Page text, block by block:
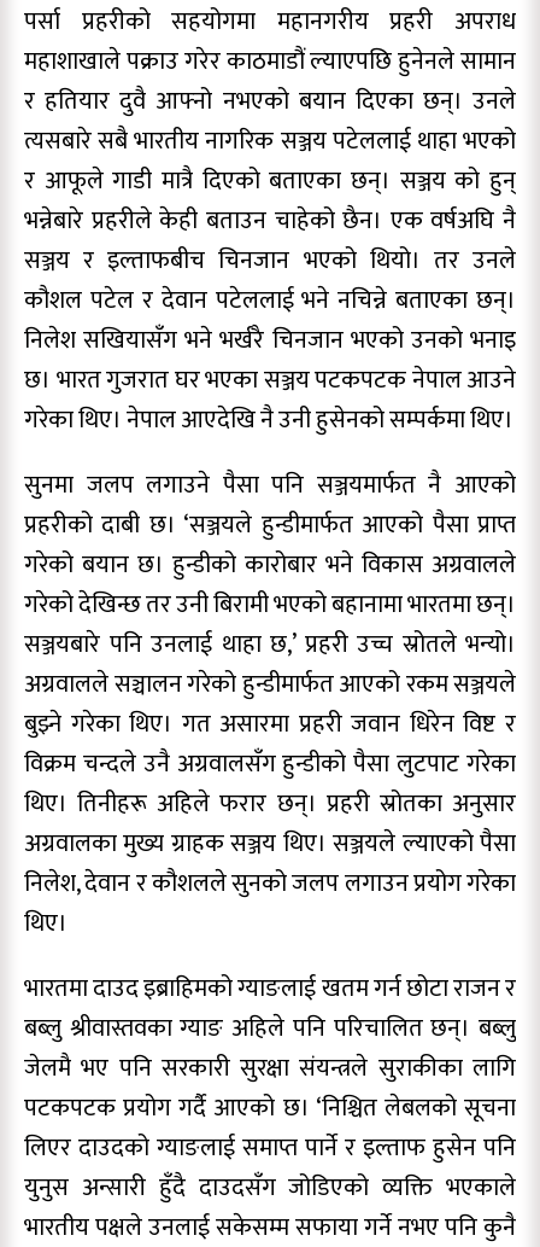
पर्सा प्रहरीको सहयोगमा महानगरीय प्रहरी अपराध
महाशाखाले पक्राउ गरेर काठमाडौं ल्याएपछि हुनेनले सामान
र हतियार दुवै आफ्नो नभएको बयान दिएका छन्। उनले
त्यसबारे सबै भारतीय नागरिक सञ्जय पटेललाई थाहा भएको
र आफूले गाडी मात्रै दिएको बताएका छन्। सञ्जय को हुन्
भन्नेबारे प्रहरीले केही बताउन चाहेको छैन। एक वर्षअघि नै
सञ्जय र इल्ताफबीच चिनजान भएको थियो। तर उनले
कौशल पटेल र देवान पटेललाई भने नचिन्ने बताएका छन्।
निलेश सखियासँग भने भर्खरै चिनजान भएको उनको भनाइ
छ। भारत गुजरात घर भएका सञ्जय पटकपटक नेपाल आउने
गरेका थिए। नेपाल आएदेखि नै उनी हुसेनको सम्पर्कमा थिए।
सुनमा जलप लगाउने पैसा पनि सञ्जयमार्फत नै आएको
प्रहरीको दाबी छ। ‘सञ्जयले हुन्डीमार्फत आएको पैसा प्राप्त
गरेको बयान छ। हुन्डीको कारोबार भने विकास अग्रवालले
गरेको देखिन्छ तर उनी बिरामी भएको बहानामा भारतमा छन्।
सञ्जयबारे पनि उनलाई थाहा छ,’ प्रहरी उच्च स्रोतले भन्यो।
अग्रवालले सञ्चालन गरेको हुन्डीमार्फत आएको रकम सञ्जयले
बुझ्ने गरेका थिए। गत असारमा प्रहरी जवान धिरेन विष्ट र
विक्रम चन्दले उनै अग्रवालसँग हुन्डीको पैसा लुटपाट गरेका
थिए। तिनीहरू अहिले फरार छन्। प्रहरी स्रोतका अनुसार
अग्रवालका मुख्य ग्राहक सञ्जय थिए। सञ्जयले ल्याएको पैसा
निलेश, देवान र कौशलले सुनको जलप लगाउन प्रयोग गरेका
थिए।
भारतमा दाउद इब्राहिमको ग्याङलाई खतम गर्न छोटा राजन र
बब्लु श्रीवास्तवका ग्याङ अहिले पनि परिचालित छन्। बब्लु
जेलमै भए पनि सरकारी सुरक्षा संयन्त्रले सुराकीका लागि
पटकपटक प्रयोग गर्दै आएको छ। ‘निश्चित लेबलको सूचना
लिएर दाउदको ग्याङलाई समाप्त पार्ने र इल्ताफ हुसेन पनि
युनुस अन्सारी हुँदै दाउदसँग जोडिएको व्यक्ति भएकाले
भारतीय पक्षले उनलाई सकेसम्म सफाया गर्ने नभए पनि कुनै